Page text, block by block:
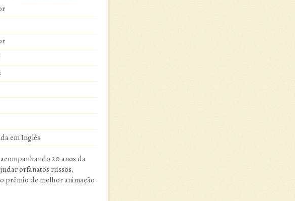
em Inglês
20 anos da
orfanatos russos,
prêmio de melhor animação